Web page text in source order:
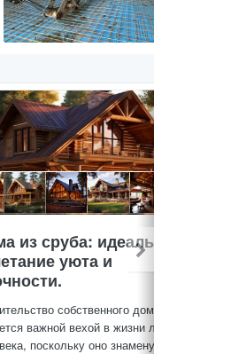
из сруба: идеальное
уюта и
собственного дома
важной вехой в жизни любого
поскольку оно знаменует...